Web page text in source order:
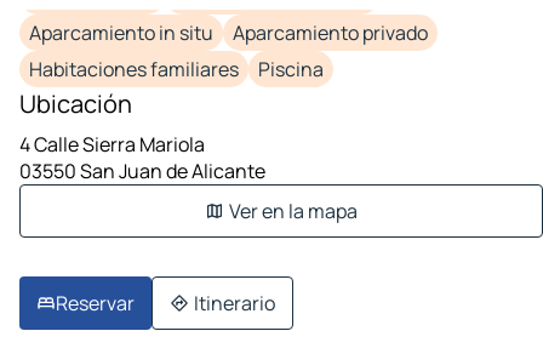
Aparcamiento in situ
Aparcamiento privado
Habitaciones familiares
Piscina
Ubicación
4 Calle Sierra Mariola
03550 San Juan de Alicante
Ver en la mapa
Reservar Itinerario